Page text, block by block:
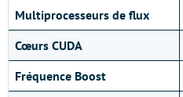
Multiprocesseurs de flux
Cœurs CUDA
Fréquence Boost